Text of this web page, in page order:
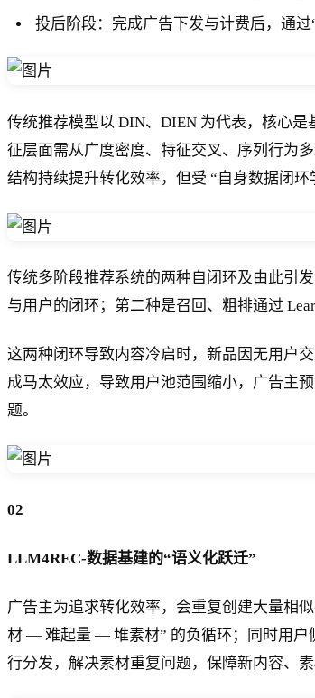
投后阶段：完成广告下发与计费后，通
传统推荐模型以 DIN、DIEN 为代表，核心
征层面需从广度密度、特征交叉、序列行为
结构持续提升转化效率，但受 “自身数据闭环
传统多阶段推荐系统的两种自闭环及由此引
与用户的闭环；第二种是召回、粗排通过
这两种闭环导致内容冷启时，新品因无用户
成马太效应，导致用户池范围缩小，广告主
题。
02
LLM4REC-数据基建的“语义化跃迁”
广告主为追求转化效率，会重复创建大量相
材 — 难起量 — 堆素材” 的负循环；同时用户
行分发，解决素材重复问题，保障新内容、